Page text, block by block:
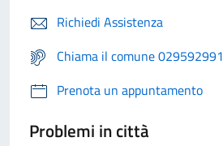
Richiedi Assistenza
Chiama il comune 029592991
Prenota un appuntamento
Problemi in città